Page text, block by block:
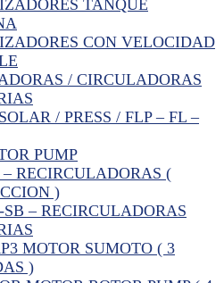
TANQUE
CON VELOCIDAD
/ CIRCULADORAS
/ PRESS / FLP – FL –
PUMP
– RECIRCULADORAS (
)
SB – RECIRCULADORAS
MOTOR SUMOTO ( 3
)